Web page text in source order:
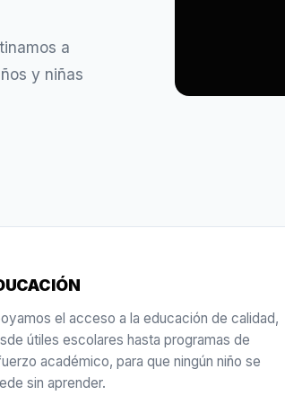
a
y niñas
el acceso a la educación de calidad,
útiles escolares hasta programas de
académico, para que ningún niño se
sin aprender.